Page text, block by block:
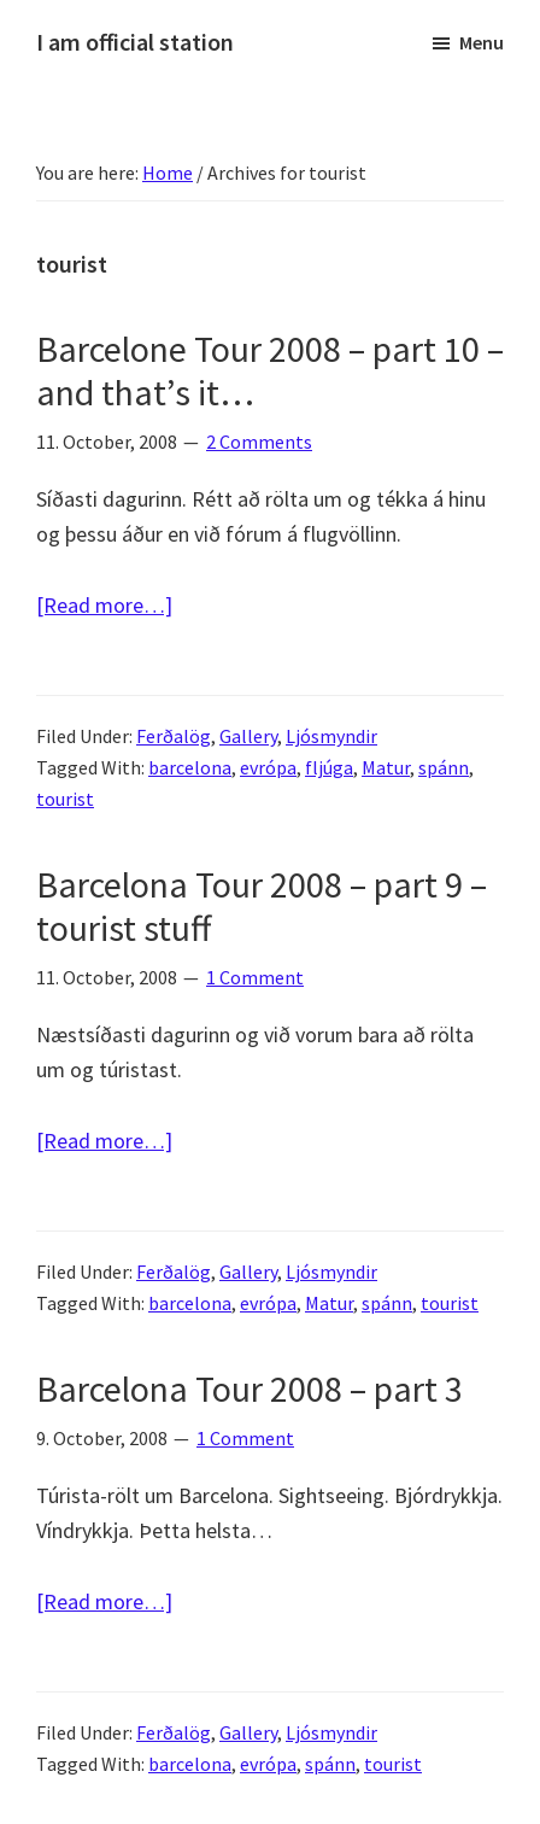
I am official station
fréttir
og
skemmtilegt
:)
Menu
You are here: Home /Archives for tourist
tourist
Barcelone Tour 2008 – part 10 –
and that’s it…
11. October, 2008 2 Comments
Síðasti dagurinn. Rétt að rölta um og tékka á hinu
og þessu áður en við fórum á flugvöllinn.
[Read more…]
–
part
and
that’s
Filed Under: Ferðalög, Gallery, Ljósmyndir
Tagged With: barcelona, evrópa, fljúga, Matur, spánn,
tourist
Barcelona Tour 2008 – part 9 –
tourist stuff
11. October, 2008 1 Comment
Næstsíðasti dagurinn og við vorum bara að rölta
um og túristast.
[Read more…]
–
part
–
stuff
Filed Under: Ferðalög, Gallery, Ljósmyndir
Tagged With: barcelona, evrópa, Matur, spánn, tourist
Barcelona Tour 2008 – part 3
9. October, 2008 1 Comment
Túrista-rölt um Barcelona. Sightseeing. Bjórdrykkja.
Víndrykkja. Þetta helsta…
[Read more…]
–
part
Filed Under: Ferðalög, Gallery, Ljósmyndir
Tagged With: barcelona, evrópa, spánn, tourist